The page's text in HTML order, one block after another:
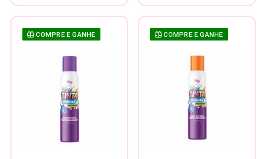
COMPRE E GANHE COMPRE E GANHE